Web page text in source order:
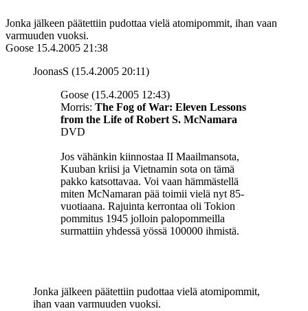
Jonka jälkeen päätettiin pudottaa vielä atomipommit, ihan vaan
varmuuden vuoksi.
Goose 15.4.2005 21:38
JoonasS (15.4.2005 20:11)
Goose (15.4.2005 12:43)
Morris: The Fog of War: Eleven Lessons
from the Life of Robert S. McNamara
DVD
Jos vähänkin kiinnostaa II Maailmansota,
Kuuban kriisi ja Vietnamin sota on tämä
pakko katsottavaa. Voi vaan hämmästellä
miten McNamaran pää toimii vielä nyt 85-
vuotiaana. Rajuinta kerrontaa oli Tokion
pommitus 1945 jolloin palopommeilla
surmattiin yhdessä yössä 100000 ihmistä.
Jonka jälkeen päätettiin pudottaa vielä atomipommit,
ihan vaan varmuuden vuoksi.